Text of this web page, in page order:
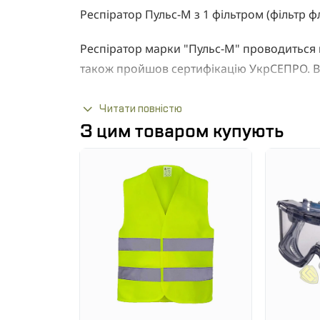
Респіратор Пульс-М з 1 фільтром (фільтр
Респіратор марки "Пульс-М" проводиться
також пройшов сертифікацію УкрСЕПРО.
Забезпечує захист органів дихання від
Модель Пульс-М успішно застосовується
України.
Застосування респіратора допустимо в
величини 500 мг/м3.
Відмітні особливості:
протиаерозольний фільтр
поліпропіленового матеріалу НФП
Читати повністю
З цим товаром купують